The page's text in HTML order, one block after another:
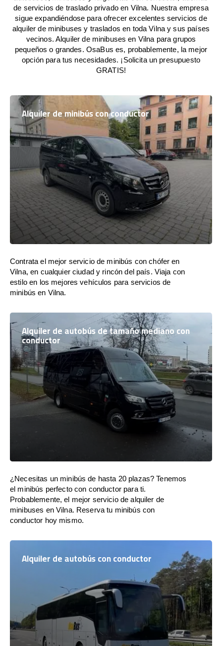
de servicios de traslado privado en Vilna. Nuestra empresa
sigue expandiéndose para ofrecer excelentes servicios de
alquiler de minibuses y traslados en toda Vilna y sus países
vecinos. Alquiler de minibuses en Vilna para grupos
pequeños o grandes. OsaBus es, probablemente, la mejor
opción para tus necesidades. ¡Solicita un presupuesto
GRATIS!
Alquiler de minibús con conductor
Contrata el mejor servicio de minibús con chófer en
Vilna, en cualquier ciudad y rincón del país. Viaja con
estilo en los mejores vehículos para servicios de
minibús en Vilna.
Alquiler de autobús de tamaño mediano con
conductor
¿Necesitas un minibús de hasta 20 plazas? Tenemos
el minibús perfecto con conductor para ti.
Probablemente, el mejor servicio de alquiler de
minibuses en Vilna. Reserva tu minibús con
conductor hoy mismo.
Alquiler de autobús con conductor